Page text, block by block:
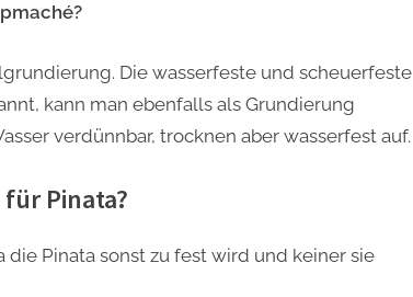
Die wasserfeste und scheuerfeste
kann man ebenfalls als Grundierung
verdünnbar, trocknen aber wasserfest auf.
Pinata?
Pinata sonst zu fest wird und keiner sie